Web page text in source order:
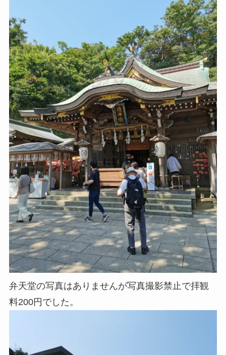
弁天堂の写真はありませんが写真撮影禁止で拝観
料200円でした。